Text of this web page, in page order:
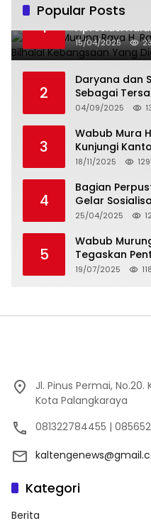
Popular Posts
1
Wabup
Apresiasi
Digelar
15/04/2025
2
Daryana dan
Sebagai
Men Gumpul:
04/09/2025
3
Wabub Mura
Kunjungi
Usulkan
18/11/2025
4
Bagian
Gelar
Tentang
25/04/2025
5
Wabub
Tegaskan
Penerima
19/07/2025
Jl. Pinus Permai,
Kota Palangkaraya
081322784455 |
Kategori
Berita